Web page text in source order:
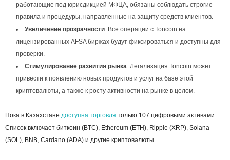
работающие под юрисдикцией МФЦА, обязаны соблюдать строгие
правила и процедуры, направленные на защиту средств клиентов.
Увеличение прозрачности . Все операции с Toncoin на
лицензированных AFSA биржах будут фиксироваться и доступны для
проверки.
Стимулирование развития рынка . Легализация Toncoin может
привести к появлению новых продуктов и услуг на базе этой
криптовалюты, а также к росту активности на рынке в целом.
Пока в Казахстане доступна торговля только 107 цифровыми активами.
Список включает биткоин (BTC), Ethereum (ETH), Ripple (XRP), Solana
(SOL), BNB, Cardano (ADA) и другие криптовалюты.